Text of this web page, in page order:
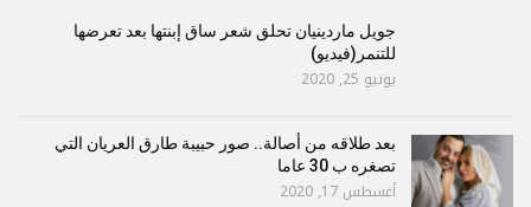
جويل ماردينيان تحلق شعر ساق إبنتها بعد تعرضها
للتنمر(فيديو)
يونيو 25, 2020
بعد طلاقه من أصالة.. صور حبيبة طارق العريان التي
تصغره ب 30 عاما
أغسطس 17, 2020